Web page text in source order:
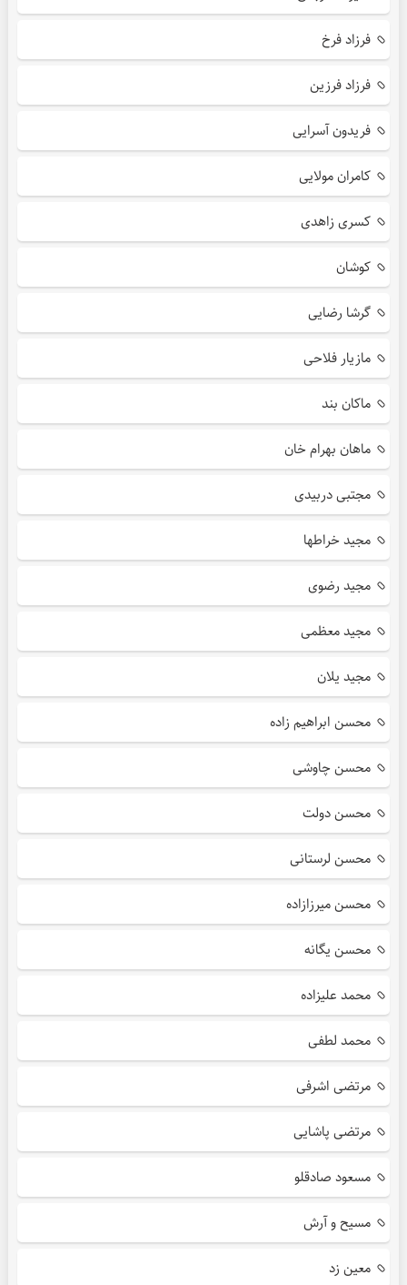
فرزاد فرخ
فرزاد فرزین
فریدون آسرایی
کامران مولایی
کسری زاهدی
کوشان
گرشا رضایی
مازیار فلاحی
ماکان بند
ماهان بهرام خان
مجتبی دربیدی
مجید خراطها
مجید رضوی
مجید معظمی
مجید یلان
محسن ابراهیم زاده
محسن چاوشی
محسن دولت
محسن لرستانی
محسن میرزازاده
محسن یگانه
محمد علیزاده
محمد لطفی
مرتضی اشرفی
مرتضی پاشایی
مسعود صادقلو
مسیح و آرش
معین زد